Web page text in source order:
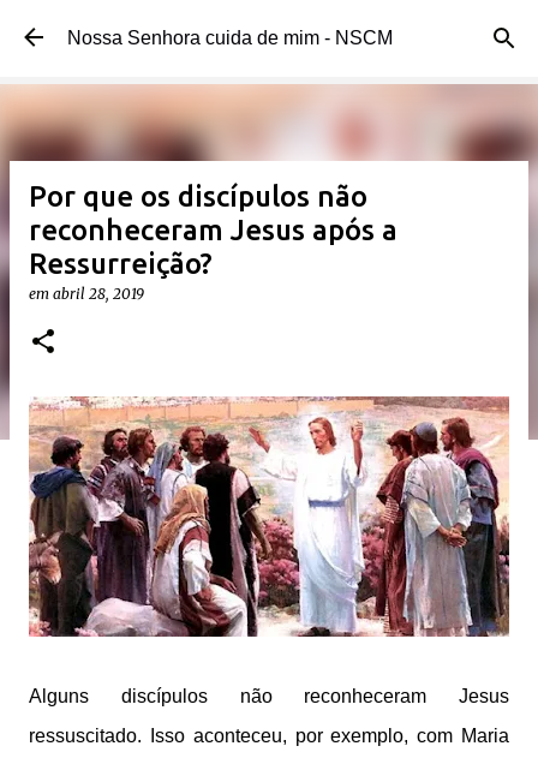
Pular para o conteúdo principal
Nossa Senhora cuida de mim - NSCM
Por que os discípulos não
reconheceram Jesus após a
Ressurreição?
em abril 28, 2019
Alguns discípulos não reconheceram Jesus
ressuscitado. Isso aconteceu, por exemplo, com Maria